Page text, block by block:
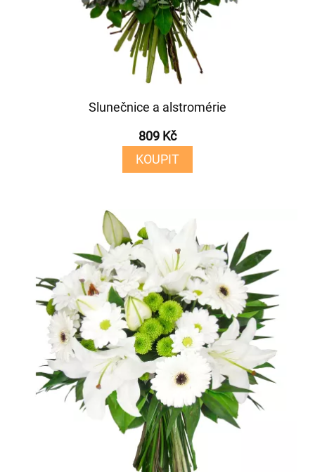
Slunečnice a alstromérie
809 Kč
KOUPIT